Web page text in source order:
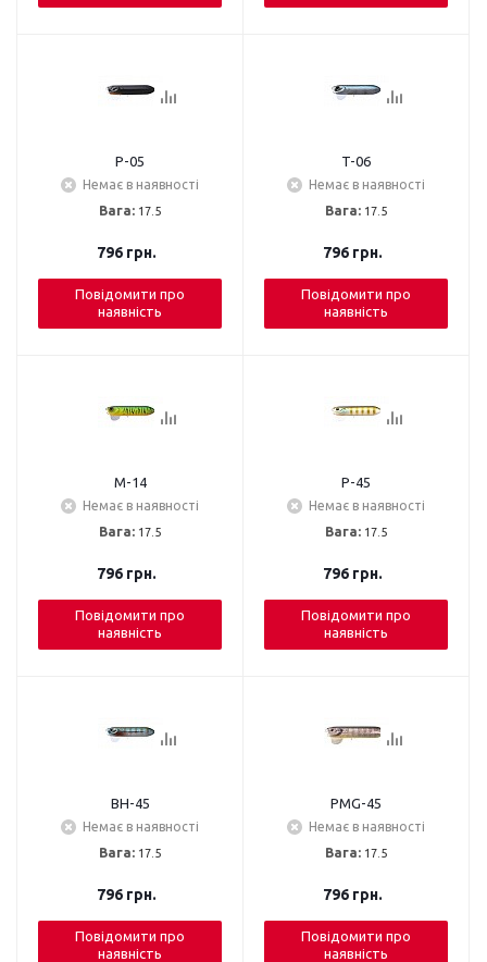
P-05
Немає в наявності
Вага: 17.5
796грн.
Повідомити про
наявність
T-06
Немає в наявності
Вага: 17.5
796грн.
Повідомити про
наявність
M-14
Немає в наявності
Вага: 17.5
796грн.
Повідомити про
наявність
P-45
Немає в наявності
Вага: 17.5
796грн.
Повідомити про
наявність
BH-45
Немає в наявності
Вага: 17.5
796грн.
Повідомити про
наявність
PMG-45
Немає в наявності
Вага: 17.5
796грн.
Повідомити про
наявність